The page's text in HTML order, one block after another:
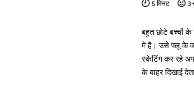
5 मिनट 3
बहुत छोटे बच्चों
में है। उसे फ्लू के
स्केटिंग कर रहे
के बाहर दिखाई